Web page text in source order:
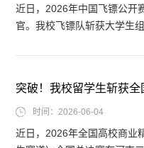
近日，2026年中国飞镖公开
官。我校飞镖队斩获大学生
雨位列女子个人第五名。备
练方案，组织队员开展为期
取得优异成绩筑牢坚实基础
应战、稳扎...
时间：2026-06-04
近日，2026年全国高校商业